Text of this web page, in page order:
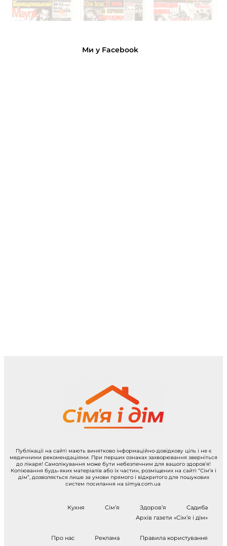
Ми у Facebook
Публікації на сайті мають винятково інформаційно-довідкову ціль і не є
медичними рекомендаціями. При перших ознаках захворювання зверніться
до лікаря! Самолікування може бути небезпечним для вашого здоров’я!
Копіювання будь-яких матеріалів або їх частин, розміщених на сайті “Сім’я і
дім”, дозволяється лише за умови прямого і відкритого для пошукових
систем посилання на simya.com.ua
Кухня Сім’я Здоров’я
Садиба
Архів газети «Сім’я і дім»
Про нас Реклама
Правила користування